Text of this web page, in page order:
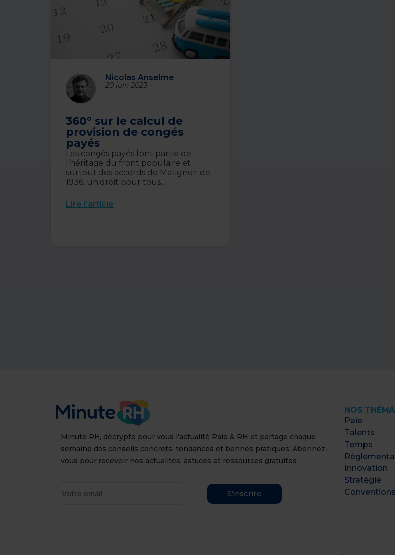
Nicolas Anselme
20 juin 2023
360° sur le calcul de
provision de congés
payés
Les congés payés font partie de
l’héritage du front populaire et
surtout des accords de Matignon de
1936, un droit pour tous...
Lire l’article
Minute RH, décrypte pour vous l’actualité Paie & RH et partage chaque
semaine des conseils concrets, tendances et bonnes pratiques. Abonnez-
vous pour recevoir nos actualités, astuces et ressources gratuites.
S’inscrire
NOS
Paie
Talents
Temps
Innovation
Stratégie